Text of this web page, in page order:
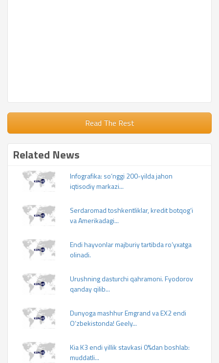
Read The Rest
Related News
Infografika: so‘nggi 200-yilda jahon
iqtisodiy markazi...
Serdaromad toshkentliklar, kredit botqog‘i
va Amerikadagi...
Endi hayvonlar majburiy tartibda ro‘yxatga
olinadi.
Urushning dasturchi qahramoni. Fyodorov
qanday qilib...
Dunyoga mashhur Emgrand va EX2 endi
O‘zbekistonda! Geely...
Kia K3 endi yillik stavkasi 0%dan boshlab:
muddatli...